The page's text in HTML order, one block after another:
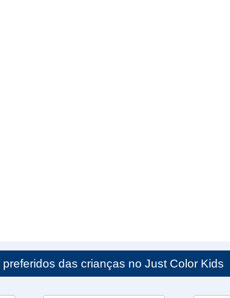
preferidos das crianças no Just Color Kids